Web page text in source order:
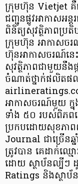
ក្រុមហ៊ុន Vietjet
ជញ្ជូនផ្លូវអាកាសអ
ពិនិត្យសុវត្ថិភាពប្រ
ក្រុមហ៊ុន អាកាសច
ហ៊ុនអាកាសចរណ៍នេ
សុវត្ថិភាពជាមួយនឹ
ចំណាត់ថ្នាក់ផលិត
អាកាសចរណ៍មួយ ក្
ទាំង ៥០ របស់ពិភពល
ប្រកបដោយសុខភាព
Journal ជាច្រើនឆ្
ត្រូវបាន គេដាក់ឈ្ម
ដោយ ស្ថាប័នល្បីៗ
Ratings និងស្ថាប័